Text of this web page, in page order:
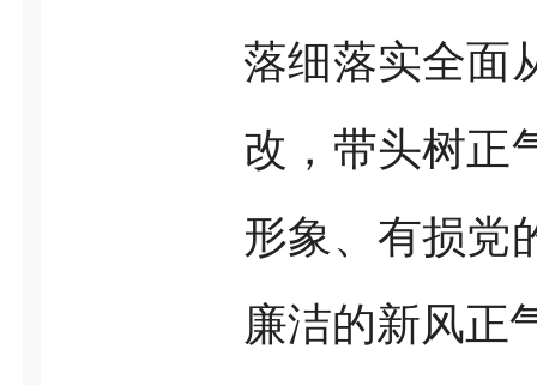
落细落实全面
改，带头树正
形象、有损党
廉洁的新风正